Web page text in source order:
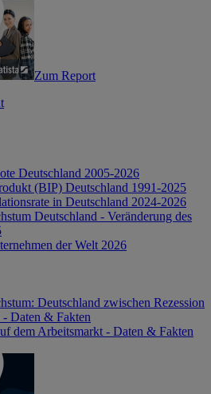
Zum Report
Deutschland 2005-2026
(BIP) Deutschland 1991-2025
in Deutschland 2024-2026
Deutschland - Veränderung des
der Welt 2026
Deutschland zwischen Rezession
- Daten & Fakten
dem Arbeitsmarkt - Daten & Fakten